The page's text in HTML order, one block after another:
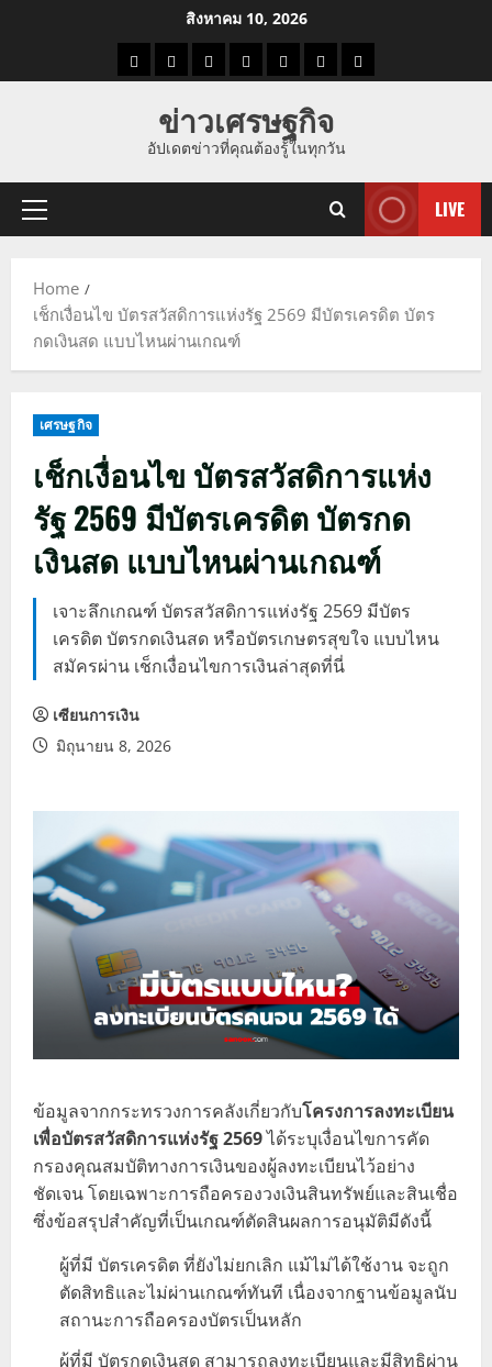
สิงหาคม 10, 2026
ราคาแนว
ราคา
ทอง
ข่าว
นี้
ข่าว
ดูด
ที่
ผู้ชาย
ข่าวเศรษฐกิจ
อัปเดตข่าวที่คุณต้องรู้ในทุกวัน
Primary
LIVE
Home
เช็กเงื่อนไข บัตรสวัสดิการแห่งรัฐ 2569 มีบัตรเครดิต บัตร
กดเงินสด แบบไหนผ่านเกณฑ์
เศรษฐกิจ
เช็กเงื่อนไข บัตรสวัสดิการแห่ง
รัฐ 2569 มีบัตรเครดิต บัตรกด
เงินสด แบบไหนผ่านเกณฑ์
เจาะลึกเกณฑ์ บัตรสวัสดิการแห่งรัฐ 2569 มีบัตร
เครดิต บัตรกดเงินสด หรือบัตรเกษตรสุขใจ แบบไหน
สมัครผ่าน เช็กเงื่อนไขการเงินล่าสุดที่นี่
เซียนการเงิน
มิถุนายน 8, 2026
ข้อมูลจากกระทรวงการคลังเกี่ยวกับโครงการลงทะเบียน
เพื่อบัตรสวัสดิการแห่งรัฐ 2569ได้ระบุเงื่อนไขการคัด
กรองคุณสมบัติทางการเงินของผู้ลงทะเบียนไว้อย่าง
ชัดเจน โดยเฉพาะการถือครองวงเงินสินทรัพย์และสินเชื่อ
ซึ่งข้อสรุปสำคัญที่เป็นเกณฑ์ตัดสินผลการอนุมัติมีดังนี้
ผู้ที่มี บัตรเครดิต ที่ยังไม่ยกเลิก แม้ไม่ได้ใช้งาน จะถูก
ตัดสิทธิและไม่ผ่านเกณฑ์ทันที เนื่องจากฐานข้อมูลนับ
สถานะการถือครองบัตรเป็นหลัก
ผู้ที่มี บัตรกดเงินสด สามารถลงทะเบียนและมีสิทธิผ่าน